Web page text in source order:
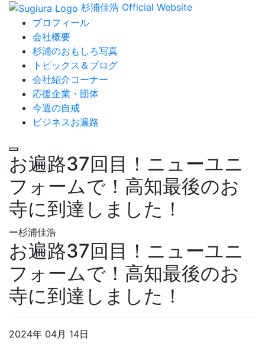
杉浦佳浩 Official Website
プロフィール
会社概要
杉浦のおもしろ写真
トピックス＆ブログ
会社紹介コーナー
応援企業・団体
今週の自戒
ビジネスお遍路
お遍路37回目！ニューユニ
フォームで！高知最後のお
寺に到達しました！
ー杉浦佳浩
お遍路37回目！ニューユニ
フォームで！高知最後のお
寺に到達しました！
2024年 04月 14日